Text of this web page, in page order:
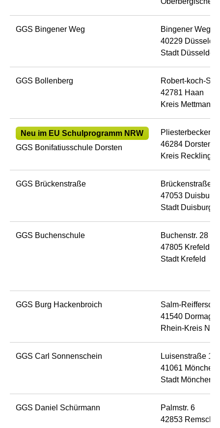
GGS Bingener Weg
Bingener Weg
40229
Stadt Düsseldorf
GGS Bollenberg
Robert-koch-Str.
42781 Haan
Kreis Mettmann
Neu im EU Schulprogramm NRW
GGS Bonifatiusschule Dorsten
Pliesterbecker
46284 Dorsten
Kreis
GGS Brückenstraße
Brückenstraße
47053 Duisburg
Stadt Duisburg
GGS Buchenschule
Buchenstr. 28
47805 Krefeld
Stadt Krefeld
GGS Burg Hackenbroich
Salm-
41540
Rhein-Kreis
GGS Carl Sonnenschein
Luisenstraße
41061
Stadt
GGS Daniel Schürmann
Palmstr. 6
42853